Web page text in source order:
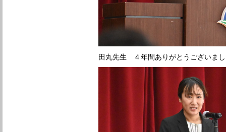
田丸先生 ４年間ありがとうございま